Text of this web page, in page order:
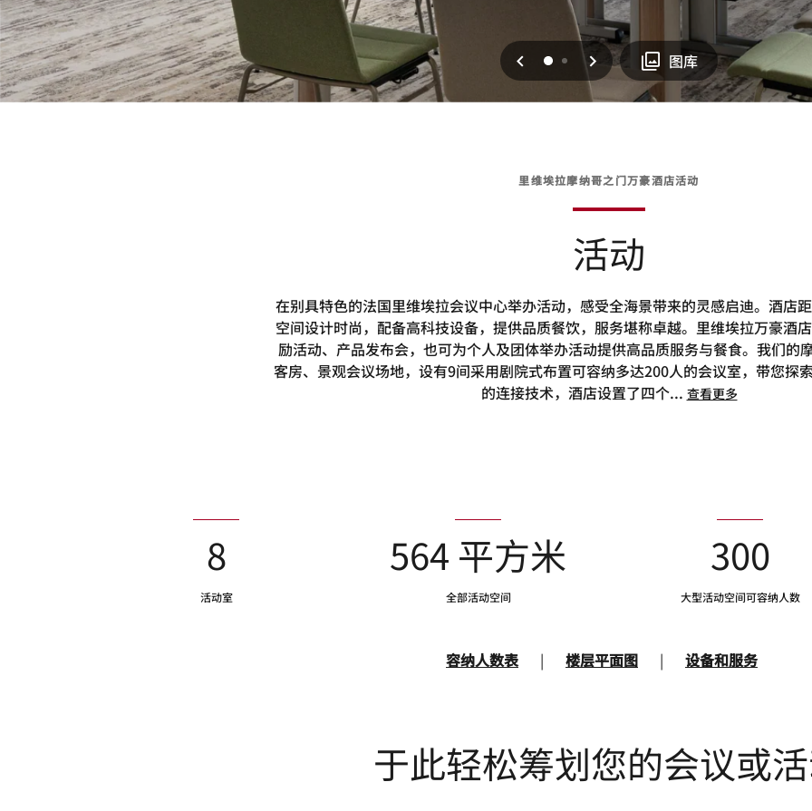
上一页
0 1 下一页 图库
里维埃拉摩纳哥之门万豪酒店活动
活动
在别具特色的法国里维埃拉会议中心举办活动，感受全海景带来的灵感启迪。酒店
空间设计时尚，配备高科技设备，提供品质餐饮，服务堪称卓越。里维埃拉万豪酒
励活动、产品发布会，也可为个人及团体举办活动提供高品质服务与餐食。我们的
客房、景观会议场地，设有9间采用剧院式布置可容纳多达200人的会议室，带您探
的连接技术，酒店设置了四个... 查看更多
8
活动室
564 平方米
全部活动空间
300
大型活动空间可容纳人数
容纳人数表 | 楼层平面图 | 设备和服务
于此轻松筹划您的会议或